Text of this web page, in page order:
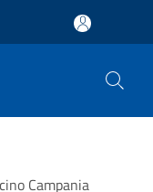
Campania